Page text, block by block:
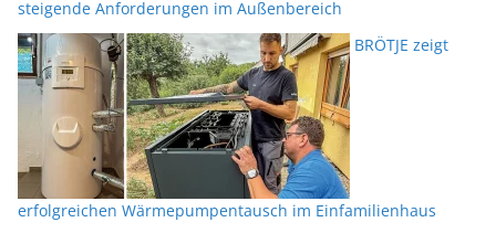
steigende Anforderungen im Außenbereich
BRÖTJE zeigt
erfolgreichen Wärmepumpentausch im Einfamilienhaus